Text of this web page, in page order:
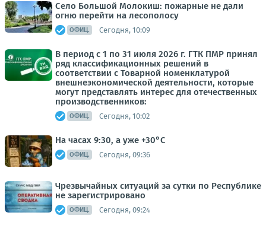
Село Большой Молокиш: пожарные не дали
огню перейти на лесополосу
ОФИЦ. Сегодня, 10:09
В период с 1 по 31 июля 2026 г. ГТК ПМР принял
ряд классификационных решений в
соответствии с Товарной номенклатурой
внешнеэкономической деятельности, которые
могут представлять интерес для отечественных
производственников:
ОФИЦ. Сегодня, 10:02
На часах 9:30, а уже +30°С
ОФИЦ. Сегодня, 09:36
Чрезвычайных ситуаций за сутки по Республике
не зарегистрировано
ОФИЦ. Сегодня, 09:24